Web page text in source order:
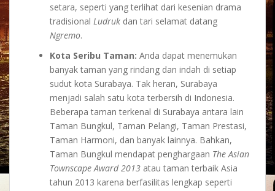
setara, seperti yang terlihat dari kesenian drama
tradisional Ludruk dan tari selamat datang
Ngremo.
Kota Seribu Taman: Anda dapat menemukan
banyak taman yang rindang dan indah di setiap
sudut kota Surabaya. Tak heran, Surabaya
menjadi salah satu kota terbersih di Indonesia.
Beberapa taman terkenal di Surabaya antara lain
Taman Bungkul, Taman Pelangi, Taman Prestasi,
Taman Harmoni, dan banyak lainnya. Bahkan,
Taman Bungkul mendapat penghargaan The Asian
Townscape Award 2013 atau taman terbaik Asia
tahun 2013 karena berfasilitas lengkap seperti